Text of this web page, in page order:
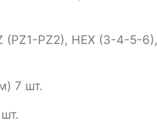
(PZ1-PZ2), HEX (3-4-5-
7 шт.